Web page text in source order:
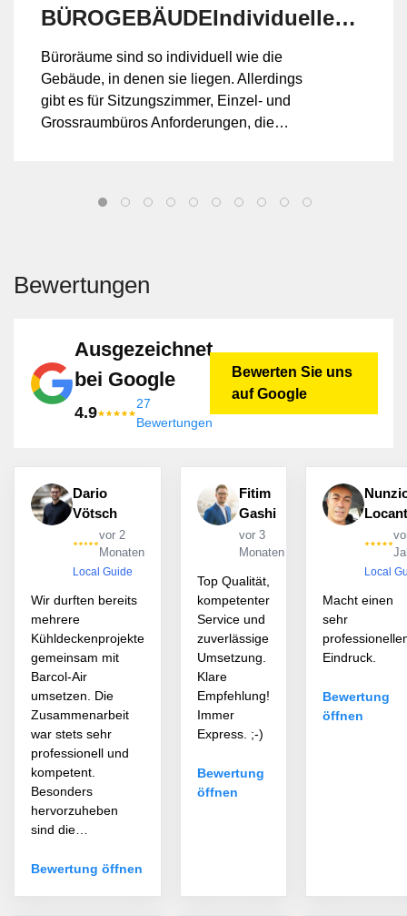
BÜROGEBÄUDEIndividuelle
Klimadeckenlösungen für
jeden Raum
Büroräume sind so individuell wie die
Gebäude, in denen sie liegen. Allerdings
gibt es für Sitzungszimmer, Einzel- und
Grossraumbüros Anforderungen, die
Bewertungen
Ausgezeichnet
bei Google
4.9
27
Bewertungen
Bewerten Sie uns
auf Google
Dario
Vötsch
vor 2
Monaten
Local Guide
Wir durften bereits
mehrere
Kühldeckenprojekte
gemeinsam mit
Barcol-Air
umsetzen. Die
Zusammenarbeit
war stets sehr
professionell und
kompetent.
Besonders
hervorzuheben
sind die…
Bewertung öffnen
Fitim
Gashi
vor 3
Monaten
Top Qualität,
kompetenter
Service und
zuverlässige
Umsetzung.
Klare
Empfehlung!
Immer
Express. ;-)
Bewertung
öffnen
Local
Macht einen
sehr
Eindruck.
Bewertung
öffnen